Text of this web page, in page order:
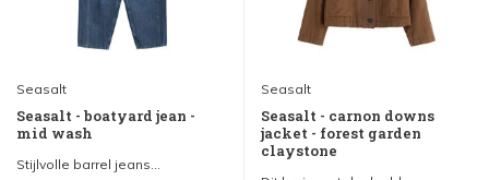
Seasalt
Seasalt - boatyard jean -
mid wash
Stijlvolle barrel jeans...
Seasalt
Seasalt - carnon downs
jacket - forest garden
claystone